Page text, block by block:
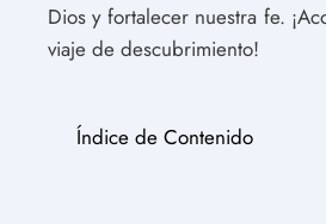
Dios y fortalecer nuestra fe.
viaje de descubrimiento!
Índice de Contenido